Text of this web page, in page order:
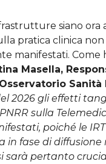
siano ora
pratica clinica non
manifestati. Come
Masella,
Sanità
2026 gli effetti
sulla
poiché le
in fase di diffusione
sarà pertanto